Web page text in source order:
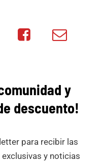
Minicar Minicar
y
descuento!
para recibir las
y noticias